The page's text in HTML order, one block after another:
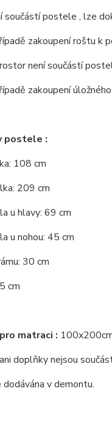
součástí postele , lze
zakoupení roštu k
není součástí
zakoupení
postele :
108 cm
209 cm
u hlavy: 69 cm
u nohou: 45 cm
30 cm
cm
matraci :
doplňky nejsou
v demontu.